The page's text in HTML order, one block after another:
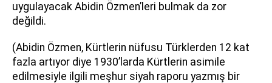
uygulayacak Abidin Özmen’leri bulmak da zor
değildi.
(Abidin Özmen, Kürtlerin nüfusu Türklerden 12 kat
fazla artıyor diye 1930’larda Kürtlerin asimile
edilmesiyle ilgili meşhur siyah raporu yazmış bir